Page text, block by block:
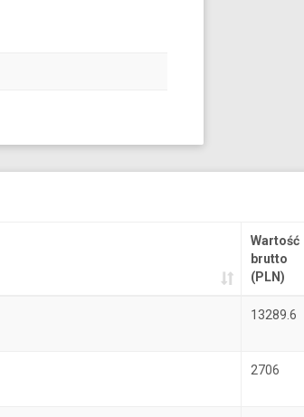
Wartość
brutto
(PLN)
13289.6
2706